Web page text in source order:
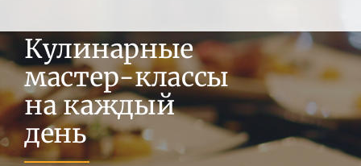
Кулинарные
мастер-классы
на каждый
день